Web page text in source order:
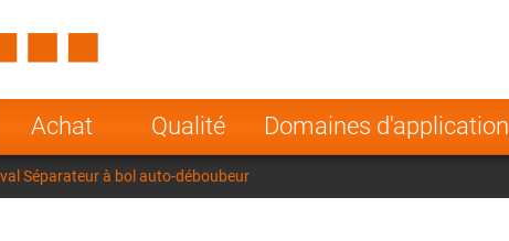
Achat Qualité Domaines d'application
Poland Norway
Greece
Séparateur à bol auto-déboubeur